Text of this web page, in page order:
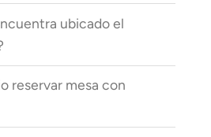
ubicado el
reservar mesa con